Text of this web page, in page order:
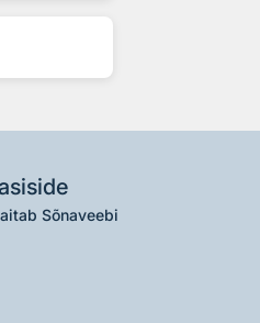
Sõnaveebi